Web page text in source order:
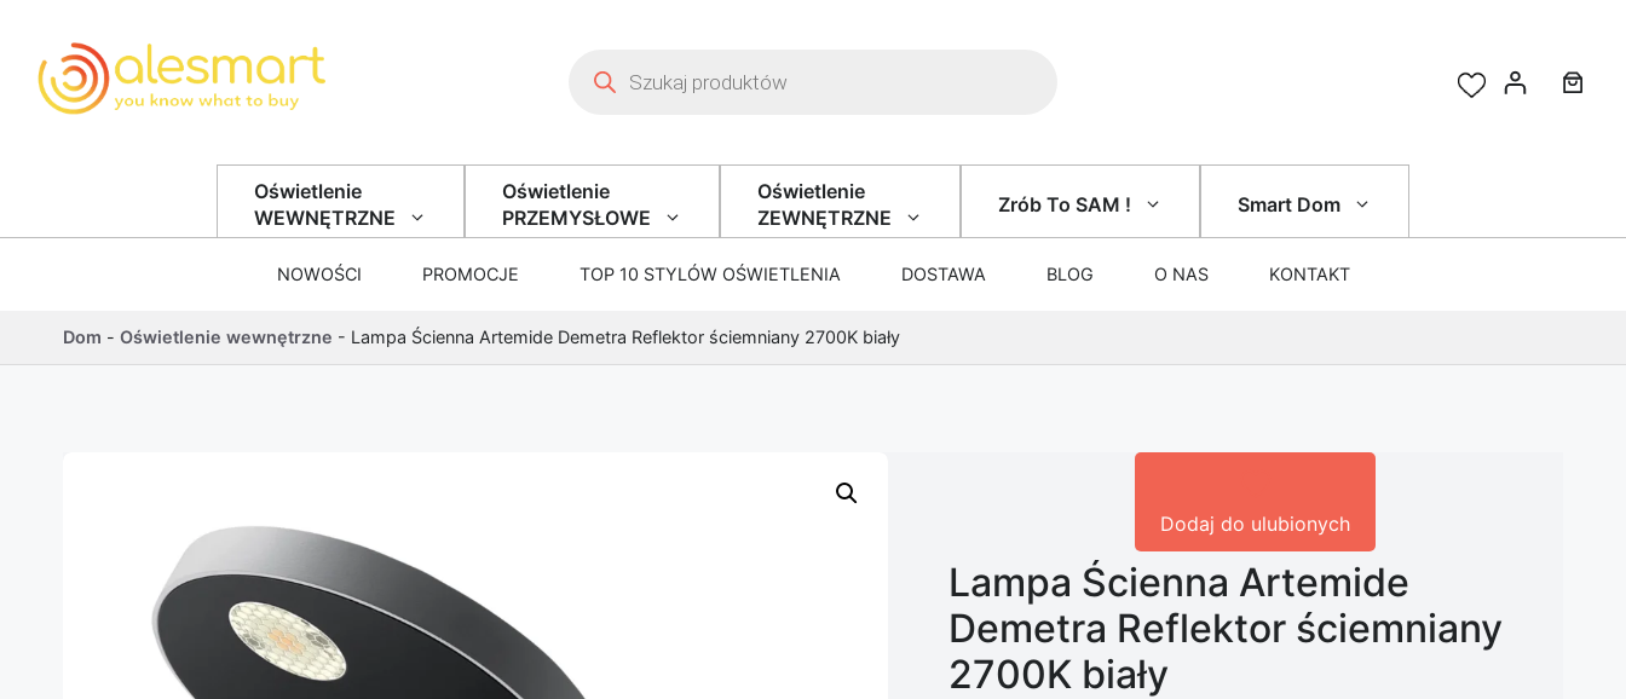
Oświetlenie
WEWNĘTRZNE
Oświetlenie
PRZEMYSŁOWE
Oświetlenie
ZEWNĘTRZNE
Zrób To SAM ! Smart Dom
NOWOŚCI PROMOCJE TOP 10 STYLÓW OŚWIETLENIA DOSTAWA BLOG O NAS KONTAKT
Dom - Oświetlenie wewnętrzne - Lampa Ścienna Artemide Demetra Reflektor ściemniany 2700K biały
Dodaj do ulubionych
Lampa Ścienna Artemide
Demetra Reflektor ściemniany
2700K biały